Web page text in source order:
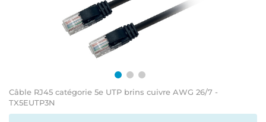
Câble RJ45 catégorie 5e UTP brins cuivre AWG 26/7 -
TX5EUTP3N